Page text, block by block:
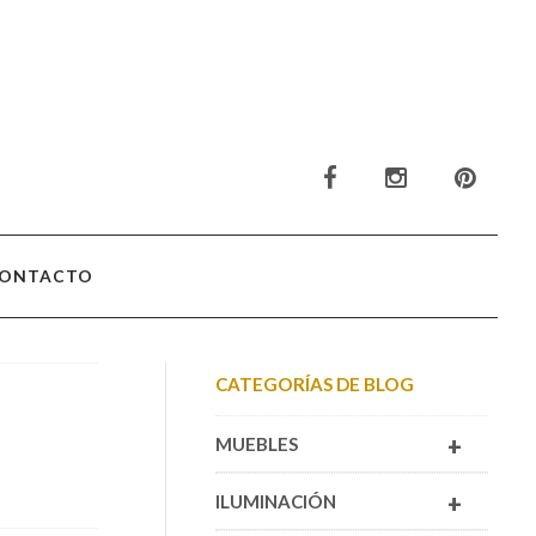
CATEGORÍAS DE BLOG
+
MUEBLES
+
ILUMINACIÓN